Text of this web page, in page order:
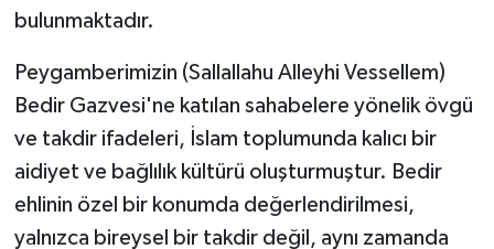
bulunmaktadır.
Peygamberimizin (Sallallahu Alleyhi Vessellem)
Bedir Gazvesi'ne katılan sahabelere yönelik övgü
ve takdir ifadeleri, İslam toplumunda kalıcı bir
aidiyet ve bağlılık kültürü oluşturmuştur. Bedir
ehlinin özel bir konumda değerlendirilmesi,
yalnızca bireysel bir takdir değil, aynı zamanda